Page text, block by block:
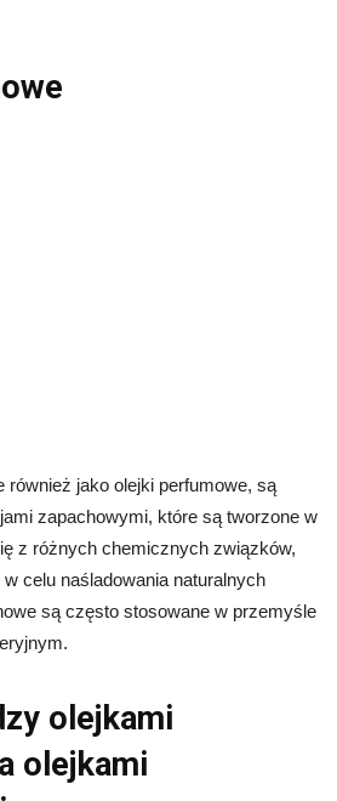
również jako olejki perfumowe, są
zapachowymi, które są tworzone w
z różnych chemicznych związków,
celu naśladowania naturalnych
są często stosowane w przemyśle
olejkami
olejkami